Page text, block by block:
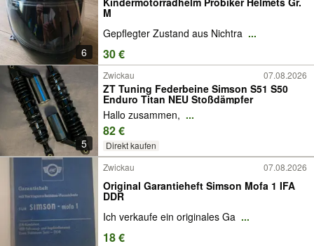
6
M
Gepflegter Zustand aus Nichtra ...
30 €
5
Zwickau 07.08.2026
ZT Tuning Federbeine Simson S51 S50
Enduro Titan NEU Stoßdämpfer
Hallo zusammen, ...
82 €
Direkt kaufen
Zwickau
07.08.2026
Original Garantieheft Simson Mofa 1 IFA
DDR
Ich verkaufe ein originales Ga ...
18 €